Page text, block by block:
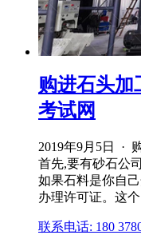
购进石头加
考试网
2019年9月5日 ·
首先,要有砂石公
如果石料是你自
办理许可证。这
联系电话: 180